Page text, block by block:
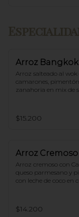
Arroz Bangkok
Arroz salteado al
camarones,
zanahoria en mix de
$15.200
Arroz Cremoso
Arroz cremoso con
queso parmesano y
con leche de coco en
$14.200